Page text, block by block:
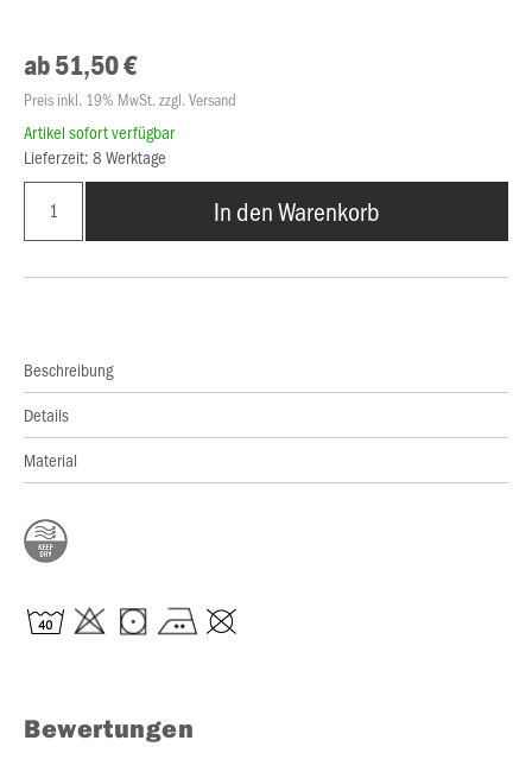
ab 51,50 €
Preis inkl. 19% MwSt. zzgl. Versand
Artikel sofort verfügbar
Lieferzeit: 8 Werktage
In den Warenkorb
Beschreibung
Details
Material
Bewertungen